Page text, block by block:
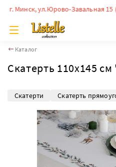
Минск, ул.Юрово-Завальная 15
Каталог
Скатерть 110х145
Скатерти Скатерть